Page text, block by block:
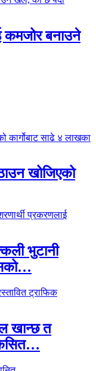
कमजोर बनाउने
खोजिएको
भुटानी
खान्छ त